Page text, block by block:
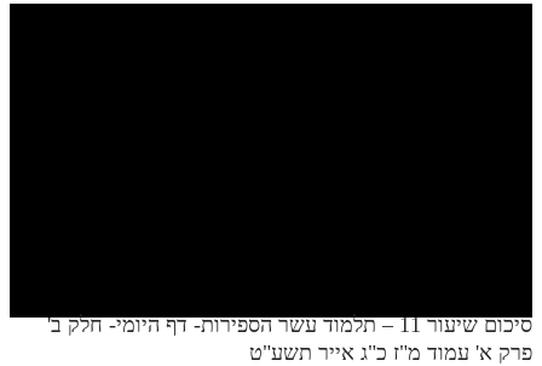
חלק יא
סיכום שיעור 11 – תלמוד עשר הספירות- דף היומי- חלק ב'
פרק א' עמוד מ"ז כ"ג אייר תשע"ט